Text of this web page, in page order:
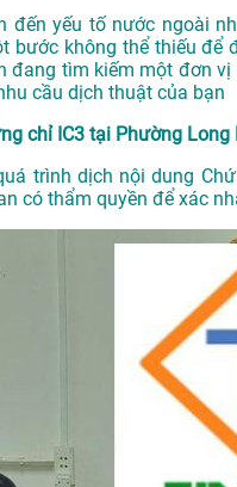
đến yếu tố nước ngoài
bước không thể thiếu
đang tìm kiếm một đơn
cầu dịch thuật của bạn
chỉ IC3 tại Phường
trình dịch nội dung
có thẩm quyền để xác